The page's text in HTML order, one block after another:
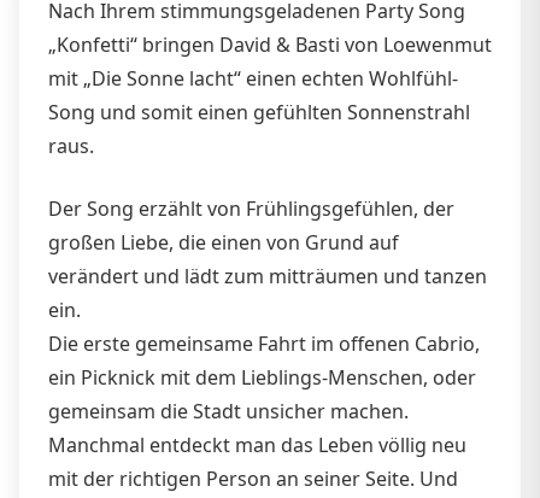
Nach Ihrem stimmungsgeladenen Party Song
„Konfetti“ bringen David & Basti von Loewenmut
mit „Die Sonne lacht“ einen echten Wohlfühl-
Song und somit einen gefühlten Sonnenstrahl
raus.
Der Song erzählt von Frühlingsgefühlen, der
großen Liebe, die einen von Grund auf
verändert und lädt zum mitträumen und tanzen
ein.
Die erste gemeinsame Fahrt im offenen Cabrio,
ein Picknick mit dem Lieblings-Menschen, oder
gemeinsam die Stadt unsicher machen.
Manchmal entdeckt man das Leben völlig neu
mit der richtigen Person an seiner Seite. Und